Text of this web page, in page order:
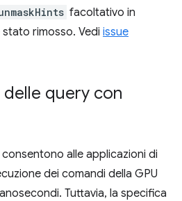
facoltativo in
stato rimosso. Vedi issue
query con
alle applicazioni di
dei comandi della GPU
Tuttavia, la specifica